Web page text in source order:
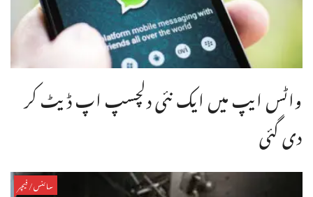
واٹس ایپ میں ایک نئی دلچسپ اپ ڈیٹ کر
دی گئی
سائنس/فیچر